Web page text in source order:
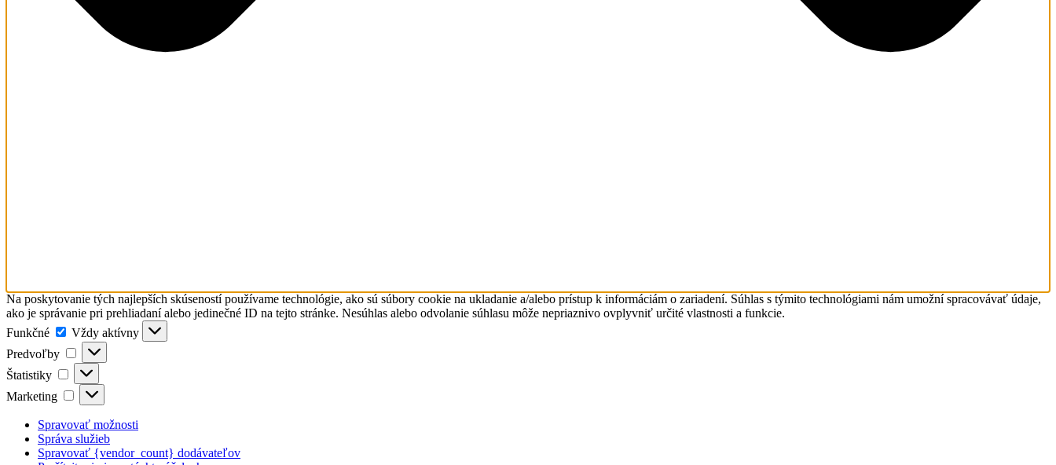
Na poskytovanie tých najlepších skúseností používame technológie, ako sú súbory cookie na ukladanie a/alebo prístup k informáciám o zariadení. Súhlas s týmito technológiami nám umožní spracovávať údaje,
ako je správanie pri prehliadaní alebo jedinečné ID na tejto stránke. Nesúhlas alebo odvolanie súhlasu môže nepriaznivo ovplyvniť určité vlastnosti a funkcie.
Funkčné
Funkčné
Vždy aktívny
Predvoľby
Predvoľby
Štatistiky Štatistiky
Marketing Marketing
Spravovať možnosti
Správa služieb
Spravovať {vendor_count} dodávateľov